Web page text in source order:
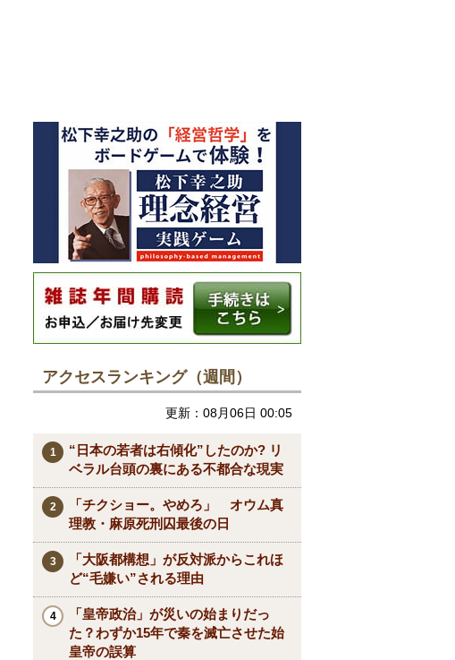
アクセスランキング（週間）
更新：08月06日 00:05
“日本の若者は右傾化”したのか? リ
ベラル台頭の裏にある不都合な現実
「チクショー。やめろ」 オウム真
理教・麻原死刑囚最後の日
「大阪都構想」が反対派からこれほ
ど“毛嫌い”される理由
「皇帝政治」が災いの始まりだっ
た？わずか15年で秦を滅亡させた始
皇帝の誤算